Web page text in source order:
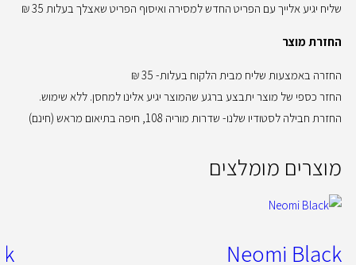
שליח יגיע אלייך עם הפריט החדש למסירה ואיסוף הפריט שאצלך בעלות 35 ₪
החזרת מוצר
החזרה באמצעות שליח מבית הלקוח בעלות- 35 ₪
החזר כספי של מוצר יתבצע ברגע שהמוצר יגיע אלינו למחסן. ללא שימוש.
החזרת חבילה לסטודיו שלנו- שדרות מוריה 108, חיפה בתיאום מראש (חינם)
מוצרים מומלצים
Neomi Black